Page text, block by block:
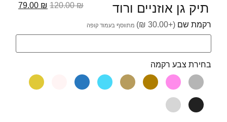
תיק גן אוזניים ורוד 120.00₪
79.00 ₪
רקמת שם (+30.00 ₪)
בחירת צבע רקמה